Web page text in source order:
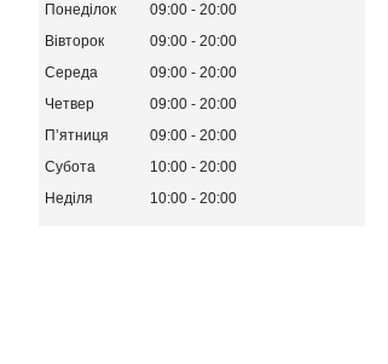
Понеділок 09:00
20:00
Вівторок
09:00
20:00
Середа
09:00
20:00
Четвер
09:00
20:00
Пʼятниця
09:00
20:00
Субота
10:00
20:00
Неділя
10:00 20:00